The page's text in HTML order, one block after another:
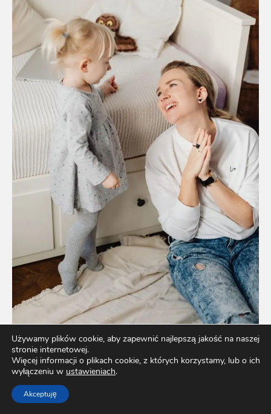
Jak wspierać rozwój mowy dziecka – porady dla
rodziców
Używamy plików cookie, aby zapewnić najlepszą jakość na naszej
stronie internetowej.
Więcej informacji o plikach cookie, z których korzystamy, lub o ich
wyłączeniu w ustawieniach.
Akceptuję